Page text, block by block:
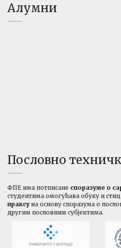
Алумни
Пословно
ФПЕ има потписане споразуме о
студентима омогућава обуку и
праксу на основу споразума о
другим пословним субјектима.